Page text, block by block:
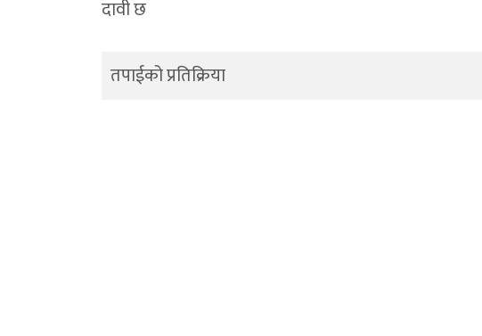
दावी छ
तपाईको प्रतिक्रिया